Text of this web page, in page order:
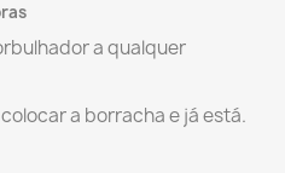
a qualquer
a borracha e já está.